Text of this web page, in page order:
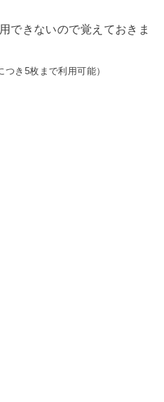
できないので覚えておきま
つき5枚まで利用可能）